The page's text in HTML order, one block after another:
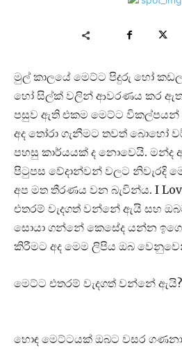
මුල් කාලයේ මෙට්ට පිදුරු හෝ
හෝ සිල්ක් වලින් ආවරණය කර
පසුව ඇති එකම මෙට්ට විකල්පයන්
අද තෝරා ගැනීමට තවත් බොහෝ
පහසු කාර්යයක් ද නොවෙයි. මන්ද
පිටුපස වේදාන්වන් වලට නිවැරදි
අප මත තීරණය වන බැවින්ය. I
එතරම් වැදගත් වන්නේ ඇයි සහ
සොයා ගන්නේ කෙසේද යන්න
කිරීමට අද මෙම ලිපිය ඔබ
මෙට්ට එතරම් වැදගත් වන්නේ ඇයි?
හොඳ මෙට්ටයක් ඔබට වසර